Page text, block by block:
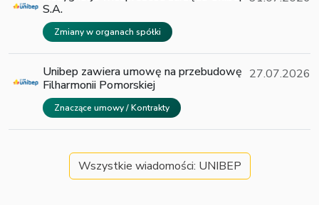
S.A.
Zmiany w organach spółki
Unibep zawiera umowę na przebudowę
Filharmonii Pomorskiej
Znaczące umowy / Kontrakty
27.07.2026
Wszystkie wiadomości: UNIBEP